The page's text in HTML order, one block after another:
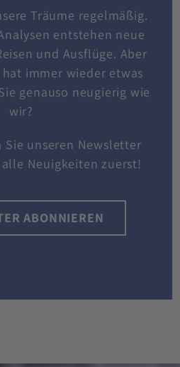
Träume regelmäßig.
entstehen neue
und Ausflüge. Aber
immer wieder etwas
genauso neugierig wie
wir?
Sie unseren Newsletter
Neuigkeiten zuerst!
ABONNIEREN